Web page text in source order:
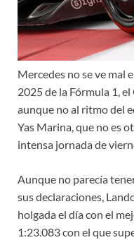
Mercedes no se ve mal
2025 de la Fórmula 1,
aunque no al ritmo del
Yas Marina, que no es
intensa jornada de
Aunque no parecía
sus declaraciones,
holgada el día con el
1:23.083 con el que